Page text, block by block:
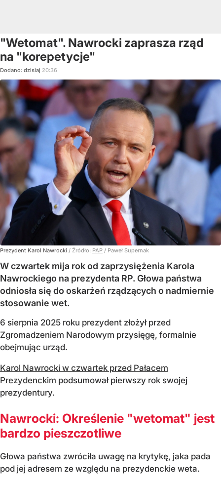
"Wetomat". Nawrocki zaprasza rząd
na "korepetycje"
Dodano: dzisiaj 20:36
Prezydent Karol Nawrocki / Źródło: PAP / Paweł Supernak
W czwartek mija rok od zaprzysiężenia Karola
Nawrockiego na prezydenta RP. Głowa państwa
odniosła się do oskarżeń rządzących o nadmiernie
stosowanie wet.
6 sierpnia 2025 roku prezydent złożył przed
Zgromadzeniem Narodowym przysięgę, formalnie
obejmując urząd.
Karol Nawrocki w czwartek przed Pałacem
Prezydenckim podsumował pierwszy rok swojej
prezydentury.
Nawrocki: Określenie "wetomat" jest
bardzo pieszczotliwe
Głowa państwa zwróciła uwagę na krytykę, jaka pada
pod jej adresem ze względu na prezydenckie weta.